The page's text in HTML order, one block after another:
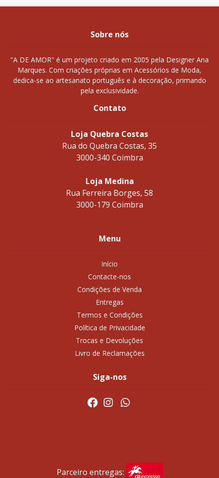
Sobre nós
"A DE AMOR" é um projeto criado em 2005 pela Designer Ana
Marques. Com criações próprias em Acessórios de Moda,
dedica-se ao artesanato português e à decoração, primando
pela exclusividade.
Contato
Loja Quebra Costas
Rua do Quebra Costas, 35
3000-340 Coimbra
Loja Medina
Rua Ferreira Borges, 58
3000-179 Coimbra
Menu
Início
Contacte-nos
Condições de Venda
Entregas
Termos e Condições
Política de Privacidade
Trocas e Devoluções
Livro de Reclamações
Siga-nos
Parceiro entregas: